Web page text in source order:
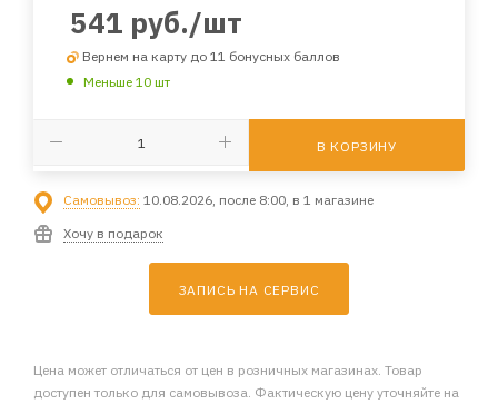
541 руб./шт
Вернем на карту до 11 бонусных баллов
Меньше 10 шт
В КОРЗИНУ
Самовывоз: 10.08.2026, после 8:00, в 1 магазине
Хочу в подарок
ЗАПИСЬ НА СЕРВИС
Цена может отличаться от цен в розничных магазинах. Товар
доступен только для самовывоза. Фактическую цену уточняйте на